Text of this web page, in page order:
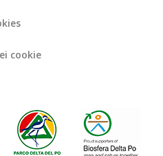
cookie